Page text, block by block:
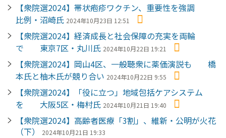
【衆院選2024】帯状疱疹ワクチン、重要性を強調
比例・沼崎氏 2024年10月23日 12:51
【衆院選2024】経済成長と社会保障の充実を両輪
で 東京7区・丸川氏 2024年10月22日 19:21
【衆院選2024】岡山4区、一般聴衆に薬価演説も 橋
本氏と柚木氏が競り合い 2024年10月22日 9:55
【衆院選2024】「役に立つ」地域包括ケアシステム
を 大阪5区・梅村氏 2024年10月21日 19:40
【衆院選2024】高齢者医療「3割」、維新・公明が火花
（下）
2024年10月21日 19:33